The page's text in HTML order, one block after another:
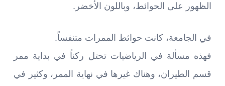
الظهور على الحوائط، وباللون الأخضر.
في الجامعة، كانت حوائط الممرات متنفساً.
فهذه مسألة في الرياضيات تحتل ركناً في بداية ممر
قسم الطيران، وهناك غيرها في نهاية الممر، وكثير في